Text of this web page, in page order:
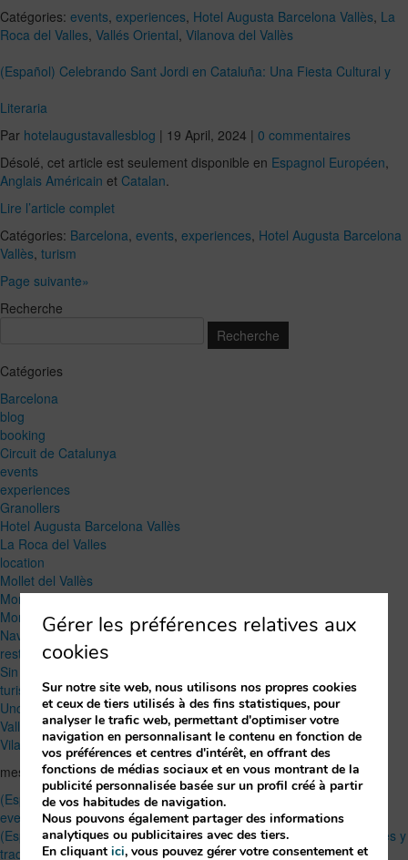
Catégories: events, experiences, Hotel Augusta Barcelona Vallès, La
Roca del Valles, Vallés Oriental, Vilanova del Vallès
(Español) Celebrando Sant Jordi en Cataluña: Una Fiesta Cultural y
Literaria
Par hotelaugustavallesblog | 19 April, 2024 | 0 commentaires
Désolé, cet article est seulement disponible en Espagnol Européen,
Anglais Américain et Catalan.
Lire l’article complet
Catégories: Barcelona, events, experiences, Hotel Augusta Barcelona
Vallès, turism
Page suivante»
Recherche
Catégories
Barcelona
blog
booking
Circuit de Catalunya
events
experiences
Granollers
Hotel Augusta Barcelona Vallès
La Roca del Valles
location
Mollet del Vallès
Montmeló
Montornés del Vallès
Navidad
restaurant
Sin categoría
turism
Uncategorized
Vallés Oriental
Vilanova del Vallès
messagesDerniers
(Español) ¿Menú finger o menú sentado? Cómo elegir bien en un
evento de empresa
(Español) Los mejores productos locales del Vallès Oriental: sabores y
tradiciones de la región
Gérer les préférences relatives aux
cookies
Sur notre site web, nous utilisons nos propres cookies
et ceux de tiers utilisés à des fins statistiques, pour
analyser le trafic web, permettant d'optimiser votre
navigation en personnalisant le contenu en fonction de
vos préférences et centres d'intérêt, en offrant des
fonctions de médias sociaux et en vous montrant de la
publicité personnalisée basée sur un profil créé à partir
de vos habitudes de navigation.
Nous pouvons également partager des informations
analytiques ou publicitaires avec des tiers.
En cliquantici, vous pouvez gérer votre consentement et